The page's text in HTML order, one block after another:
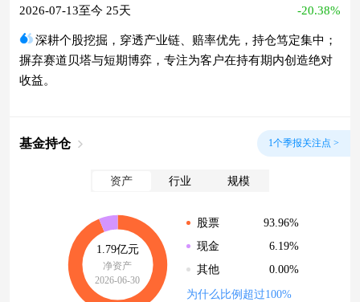
2026-07-13至今 25天 -20.38%
深耕个股挖掘，穿透产业链、赔率优先，持仓笃定集中；
摒弃赛道贝塔与短期博弈，专注为客户在持有期内创造绝对
收益。
基金持仓 1个季报关注点 >
资产 行业 规模
1.79亿元
净资产
2026-06-30
股票
93.96%
现金
6.19%
其他
0.00%
为什么比例超过100%